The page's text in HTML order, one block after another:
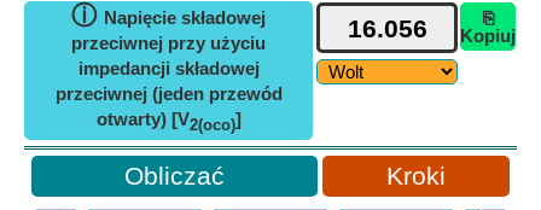
ⓘ Napięcie składowej
przeciwnej przy użyciu
impedancji składowej
przeciwnej (jeden przewód
otwarty) [V2(oco)]
⎘
Kopiuj
Kroki